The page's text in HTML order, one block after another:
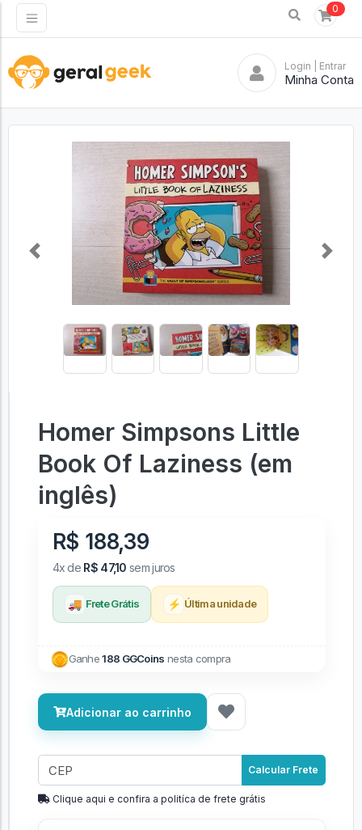
0
Login | Entrar
Minha Conta
Previous Next
Homer Simpsons Little
Book Of Laziness (em
inglês)
R$ 188,39
4x de R$ 47,10 sem juros
🚚 Frete Grátis ⚡ Última unidade
Ganhe188 GGCoins nesta compra
Adicionar ao carrinho
Calcular Frete
Clique aqui e confira a politíca de frete grátis